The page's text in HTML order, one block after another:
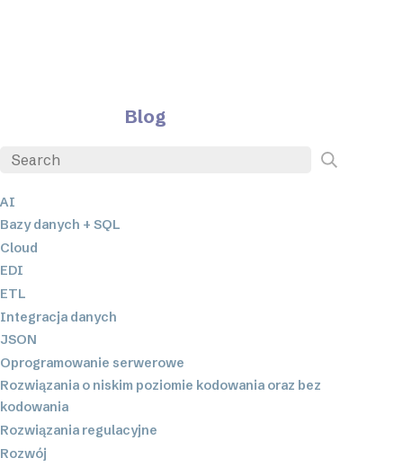
Blog
AI
Bazy danych + SQL
Cloud
EDI
ETL
Integracja danych
JSON
Oprogramowanie serwerowe
Rozwiązania o niskim poziomie kodowania oraz bez
kodowania
Rozwiązania regulacyjne
Rozwój